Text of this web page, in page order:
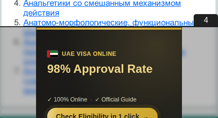
Анальгетики со смешанным механизмом
действия
Анатомо-морфологические, функциональные
механизмы
Аномалии механизмов и контактной, и
прокоагулянтной активности тромбоцитов
одновременно.
Антибиотики. Механизмы проявления
чувствительности и устойчивости
микроорганизмов к антибиотикам.
3